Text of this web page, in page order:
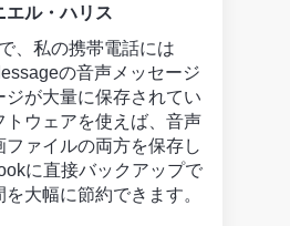
ク・コリンズ
買い替える前に、このツ
古いiPhoneからMacに
ット、ビデオ通話、音
すべて転送しました。フ
制限はなく、バックアッ
定していたので安心でき
ました。